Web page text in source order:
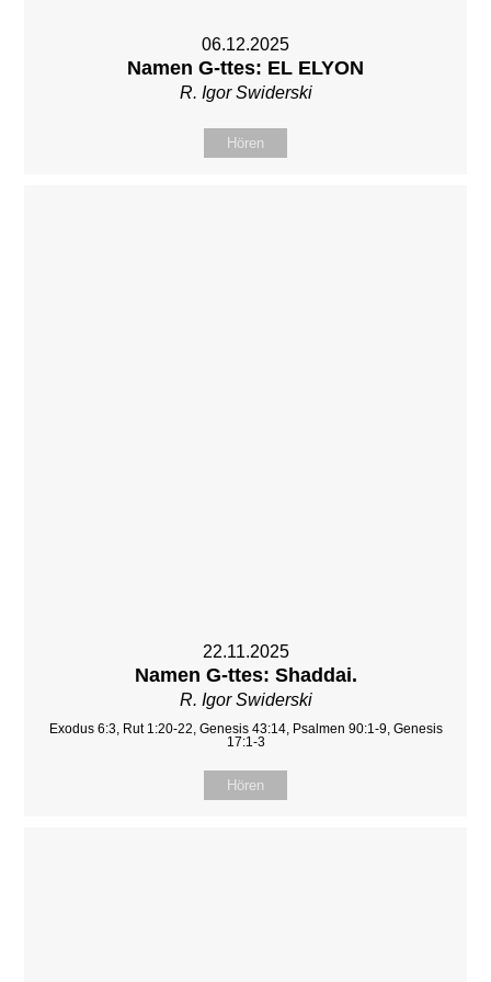
06.12.2025
Namen G-ttes: EL ELYON
R. Igor Swiderski
Hören
22.11.2025
Namen G-ttes: Shaddai.
R. Igor Swiderski
Exodus 6:3, Rut 1:20-22, Genesis 43:14, Psalmen 90:1-9, Genesis
17:1-3
Hören